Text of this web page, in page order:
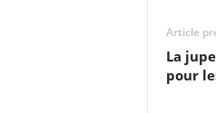
Article
La
pour